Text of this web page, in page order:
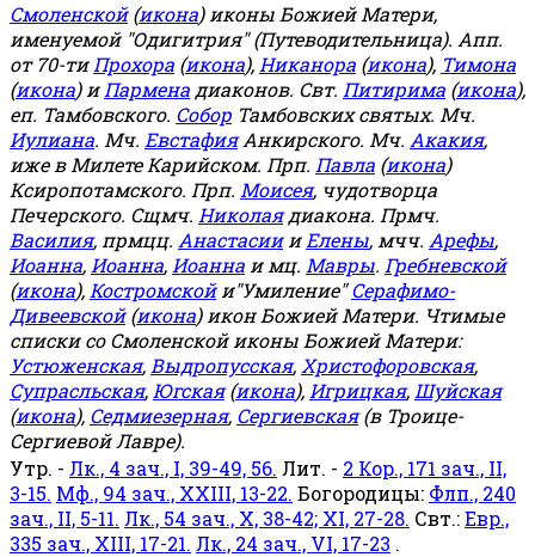
Смоленской(икона) иконы Божией Матери,
именуемой "Одигитрия" (Путеводительница). Апп.
от 70-тиПрохора (икона), Никанора (икона), Тимона
(икона) иПармена диаконов. Свт. Питирима (икона),
еп. Тамбовского. Собор Тамбовских святых. Мч.
Иулиана. Мч. ЕвстафияАнкирского. Мч. Акакия,
иже в Милете Карийском. Прп. Павла (икона)
Ксиропотамского. Прп. Моисея, чудотворца
Печерского. Сщмч. Николаядиакона. Прмч.
Василия, прмцц. АнастасиииЕлены, мчч. Арефы,
Иоанна, Иоанна, Иоанна и мц. Мавры. Гребневской
(икона), Костромскойи"Умиление"Серафимо-
Дивеевской(икона) икон Божией Матери. Чтимые
списки со Смоленской иконы Божией Матери:
Устюженская, Выдропусская, Христофоровская,
Супрасльская, Югская(икона), Игрицкая, Шуйская
(икона), Седмиезерная, Сергиевская(в Троице-
Сергиевой Лавре).
Утр. - Лк., 4 зач., I, 39-49, 56. Лит. - 2 Кор., 171 зач., II,
3-15. Мф., 94 зач., XXIII, 13-22. Богородицы: Флп., 240
зач., II, 5-11. Лк., 54 зач., X, 38-42; XI, 27-28. Свт.:Евр.,
335 зач., XIII, 17-21. Лк., 24 зач., VI, 17-23 .